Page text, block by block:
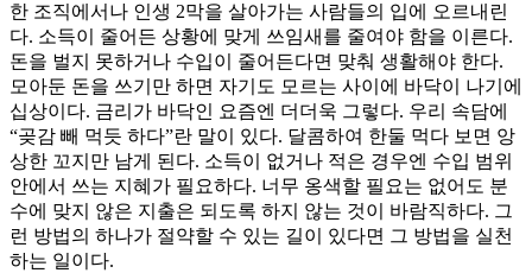
한 조직에서나 인생 2막을 살아가는 사람들의 입에 오르내린
다. 소득이 줄어든 상황에 맞게 쓰임새를 줄여야 함을 이른다.
돈을 벌지 못하거나 수입이 줄어든다면 맞춰 생활해야 한다.
모아둔 돈을 쓰기만 하면 자기도 모르는 사이에 바닥이 나기에
십상이다. 금리가 바닥인 요즘엔 더더욱 그렇다. 우리 속담에
“곶감 빼 먹듯 하다”란 말이 있다. 달콤하여 한둘 먹다 보면 앙
상한 꼬지만 남게 된다. 소득이 없거나 적은 경우엔 수입 범위
안에서 쓰는 지혜가 필요하다. 너무 옹색할 필요는 없어도 분
수에 맞지 않은 지출은 되도록 하지 않는 것이 바람직하다. 그
런 방법의 하나가 절약할 수 있는 길이 있다면 그 방법을 실천
하는 일이다.